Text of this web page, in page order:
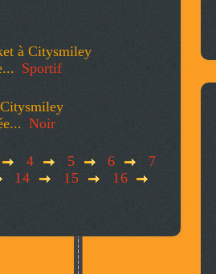
à Citysmiley
Sportif
Noir
4 5 6
7
14 15
16